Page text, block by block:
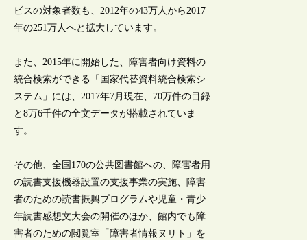
ビスの対象者数も、2012年の43万人から2017
年の251万人へと拡大しています。
また、2015年に開始した、障害者向け資料の
統合検索ができる「国家代替資料統合検索シ
ステム」には、2017年7月現在、70万件の目録
と8万6千件の全文データが搭載されていま
す。
その他、全国170の公共図書館への、障害者用
の読書支援機器設置の支援事業の実施、障害
者のための読書振興プログラムや児童・青少
年読書感想文大会の開催のほか、館内でも障
害者のための閲覧室「障害者情報ヌリト」を